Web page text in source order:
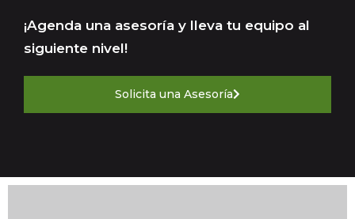
¡Agenda una asesoría y lleva tu equipo al
siguiente nivel!
Solicita una Asesoría